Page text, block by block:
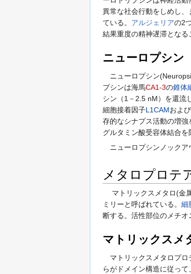
異常な社会行動をしめし
ている。 アルジェリアの2
結果重度の精神遅滞とな
ニューロプシン
ニューロプシン
プシンは海馬CA1-3の錐体
シン（1－2.5 nM）を還流
細胞接着因子L1CAMおよび
存的なシナプス活動の増
グルタミン酸受容体結合を
ニューロプシンノックア
メタロプロテ
マトリックスメタロ(金
ミリーと呼ばれている。 細
断する。活性部位のメチ
マトリックスメ
マトリックスメタロプロ
らがドメイン構造に従って、